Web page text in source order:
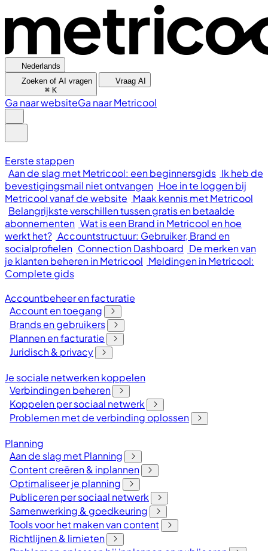
Nederlands
Zoeken of AI vragen
⌘ K
Vraag AI
Ga naar websiteGa naar Metricool
Eerste stappen
Aan de slag met Metricool: een beginnersgids Ik heb de
bevestigingsmail niet ontvangen Hoe in te loggen bij
Metricool vanaf de website Maak kennis met Metricool
Belangrijkste verschillen tussen gratis en betaalde
abonnementen Wat is een Brand in Metricool en hoe
werkt het? Accountstructuur: Gebruiker, Brand en
socialprofielen Connection Dashboard De merken van
je klanten beheren in Metricool Meldingen in Metricool:
Complete gids
Accountbeheer en facturatie
Account en toegang
Brands en gebruikers
Plannen en facturatie
Juridisch & privacy
Je sociale netwerken koppelen
Verbindingen beheren
Koppelen per sociaal netwerk
Problemen met de verbinding oplossen
Planning
Aan de slag met Planning
Content creëren & inplannen
Optimaliseer je planning
Publiceren per sociaal netwerk
Samenwerking & goedkeuring
Tools voor het maken van content
Richtlijnen & limieten